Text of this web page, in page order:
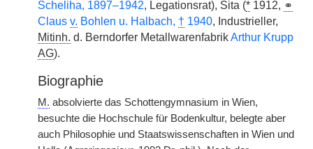
Scheliha, 1897–1942, Legationsrat), Sita (* 1912, ⚭
Claus v. Bohlen u. Halbach, † 1940, Industrieller,
Mitinh. d. Berndorfer MetallwarenfabrikArthur Krupp
AG).
Biographie
M. absolvierte das Schottengymnasium in Wien,
besuchte die Hochschule für Bodenkultur, belegte aber
auch Philosophie und Staatswissenschaften in Wien und